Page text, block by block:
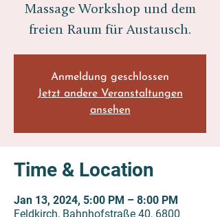
Massage Workshop und dem
freien Raum für Austausch.
Anmeldung geschlossen
Jetzt andere Veranstaltungen
ansehen
Time & Location
Jan 13, 2024, 5:00 PM – 8:00 PM
Feldkirch, Bahnhofstraße 40, 6800